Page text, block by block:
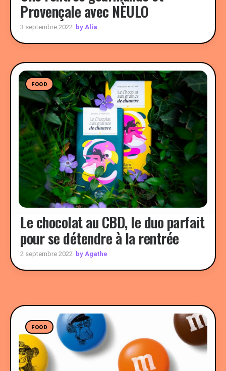
Provençale avec NÈULO
3 septembre 2022 by Alia
FOOD
Le chocolat au CBD, le duo parfait
pour se détendre à la rentrée
2 septembre 2022 by Agathe
FOOD